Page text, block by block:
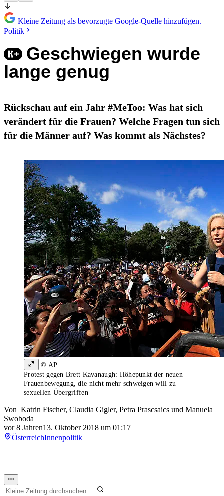
Kleine Zeitung als bevorzugte Google-Quelle hinzufügen.
Politik
Geschwiegen wurde
lange genug
Rückschau auf ein Jahr #MeToo: Was hat sich
verändert für die Frauen? Welche Fragen tun sich
für die Männer auf? Was kommt als Nächstes?
© AP
Protest gegen Brett Kavanaugh: Höhepunkt der neuen
Frauenbewegung, die nicht mehr schweigen will zu
sexuellen Übergriffen
Von Katrin Fischer, Claudia Gigler, Petra Prascsaics und Manuela
Swoboda
vor 8 Jahren13. Oktober 2018 um 01:17
ÖsterreichInnenpolitik